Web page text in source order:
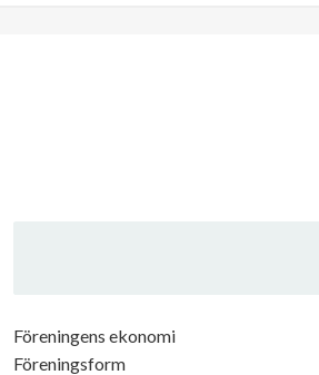
Föreningens ekonomi
Föreningsform